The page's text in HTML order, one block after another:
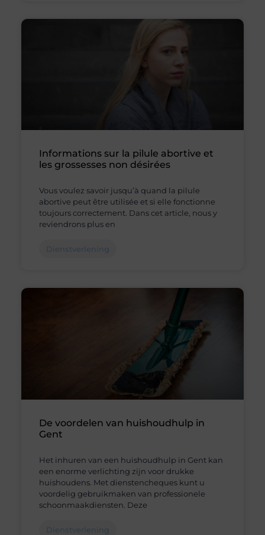
Informations sur la pilule abortive et
les grossesses non désirées
Vous voulez savoir jusqu’à quand la pilule
abortive peut être utilisée et si elle fonctionne
toujours correctement. Dans cet article, nous y
reviendrons plus en
Dienstverlening
De voordelen van huishoudhulp in
Gent
Het inhuren van een huishoudhulp in Gent kan
een enorme verlichting zijn voor drukke
huishoudens. Met dienstencheques kunt u
voordelig gebruikmaken van professionele
schoonmaakdiensten. Deze
Dienstverlening